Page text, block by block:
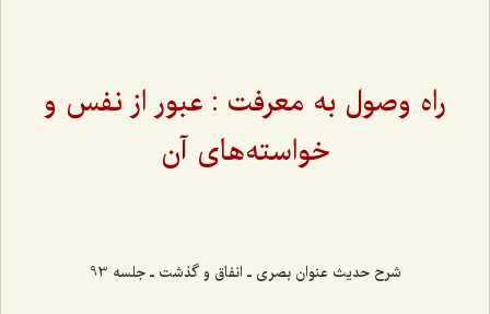
راه وصول به معرفت :‌ عبور از نفس و
خواسته‌‌هاى آن‌‌‌
شرح حدیث عنوان بصری ـ انفاق و گذشت ـ جلسه 93